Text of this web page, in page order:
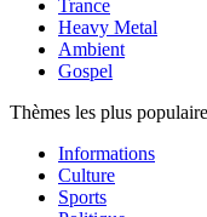
Trance
Heavy Metal
Ambient
Gospel
Thèmes les plus
Informations
Culture
Sports